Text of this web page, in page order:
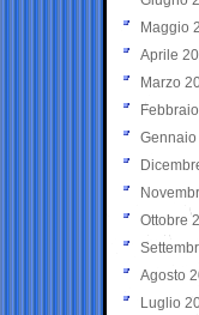
Maggio
Aprile
Marzo
Ottobre
Agosto
Luglio